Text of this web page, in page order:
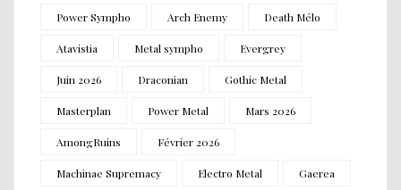
Power Sympho Arch Enemy Death Mélo
Atavistia Metal sympho Evergrey
Juin 2026 Draconian Gothic Metal
Masterplan Power Metal Mars 2026
AmongRuins Février 2026
Machinae Supremacy Electro Metal Gaerea